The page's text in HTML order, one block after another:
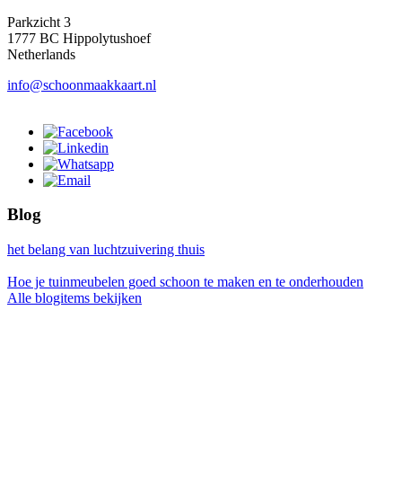
Parkzicht 3
1777 BC Hippolytushoef
Netherlands
info@schoonmaakkaart.nl
Blog
het belang van luchtzuivering thuis
Hoe je tuinmeubelen goed schoon te maken en te onderhouden
Alle blogitems bekijken